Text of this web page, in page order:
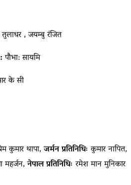
, जयम्बु रंजित
पौभा: सायमि
के सी
कुमार थापा,जर्मन प्रतिनिधिः कुमार नापित,
महर्जन,नेपाल प्रतिनिधिः रमेश मान मुनिकार